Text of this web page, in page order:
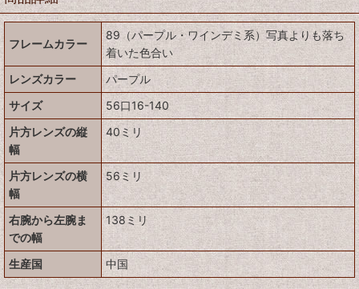
フレームカラー
89（パープル・ワインデミ系）写真よりも落ち
着いた色合い
レンズカラー
パープル
サイズ
56口16-140
片方レンズの縦
幅
40ミリ
片方レンズの横
幅
56ミリ
右腕から左腕ま
での幅
138ミリ
生産国 中国